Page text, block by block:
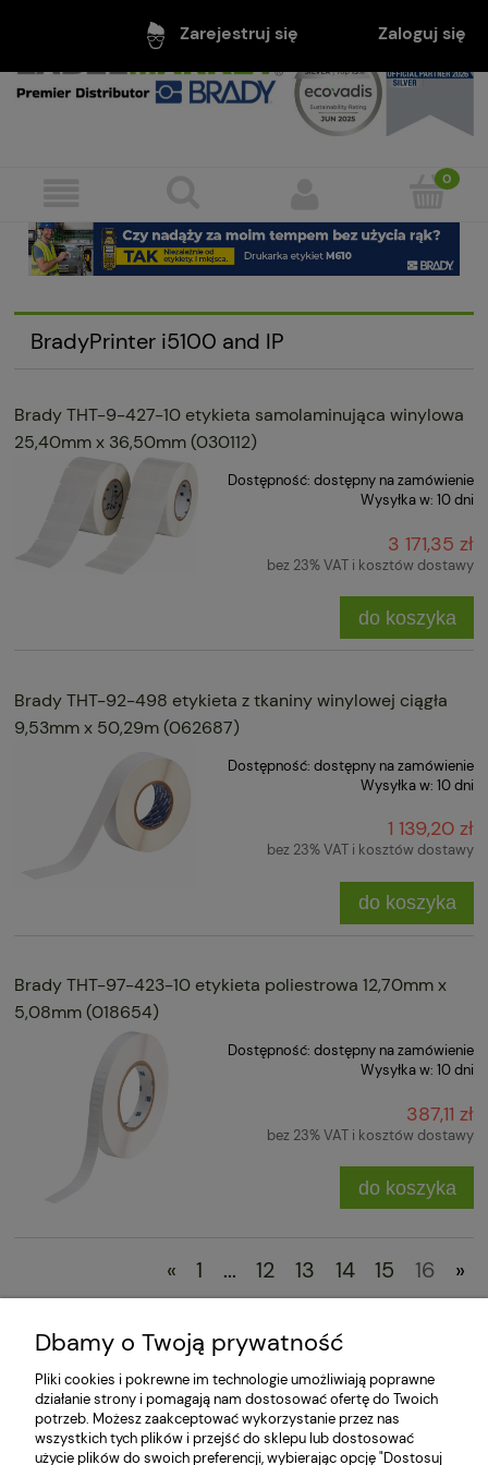
Zarejestruj się Zaloguj się
BradyPrinter i5100 and IP
Brady THT-9-427-10 etykieta samolaminująca winylowa
25,40mm x 36,50mm (030112)
Dostępność: dostępny na zamówienie
Wysyłka w: 10 dni
3 171,35 zł
bez 23% VAT i kosztów dostawy
do koszyka
Brady THT-92-498 etykieta z tkaniny winylowej ciągła
9,53mm x 50,29m (062687)
Dostępność: dostępny na zamówienie
Wysyłka w: 10 dni
1 139,20 zł
bez 23% VAT i kosztów dostawy
do koszyka
Brady THT-97-423-10 etykieta poliestrowa 12,70mm x
5,08mm (018654)
Dostępność: dostępny na zamówienie
Wysyłka w: 10 dni
387,11 zł
bez 23% VAT i kosztów dostawy
do koszyka
« 1 ... 12 13 14 15 16 »
Zakupy
Dokumenty
Dbamy o Twoją prywatność
Pliki cookies i pokrewne im technologie umożliwiają poprawne
działanie strony i pomagają nam dostosować ofertę do Twoich
potrzeb. Możesz zaakceptować wykorzystanie przez nas
wszystkich tych plików i przejść do sklepu lub dostosować
użycie plików do swoich preferencji, wybierając opcję "Dostosuj